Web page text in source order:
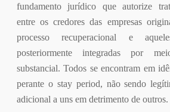
fundamento jurídico que autorize
entre os credores das empresas
processo recuperacional e
posteriormente integradas por
substancial. Todos se encontram em
perante o stay period, não sendo
adicional a uns em detrimento de outros.